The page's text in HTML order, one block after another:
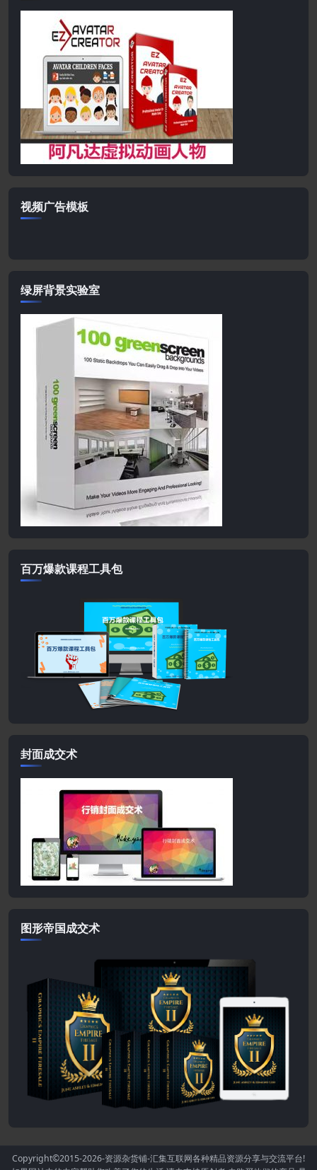
视频广告模板
绿屏背景实验室
百万爆款课程工具包
封面成交术
图形帝国成交术
Copyright©2015-2026-资源杂货铺-汇集互联网各种精品资源分享与交流平台!